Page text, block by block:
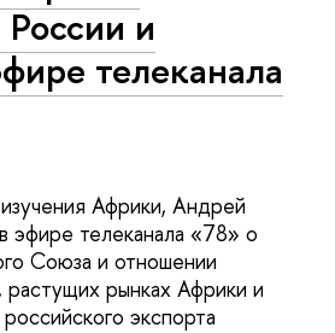
и
телеканала
Африки, Андрей
эфире телеканала «78» о
Союза и отношении
растущих рынках Африки и
экспорта